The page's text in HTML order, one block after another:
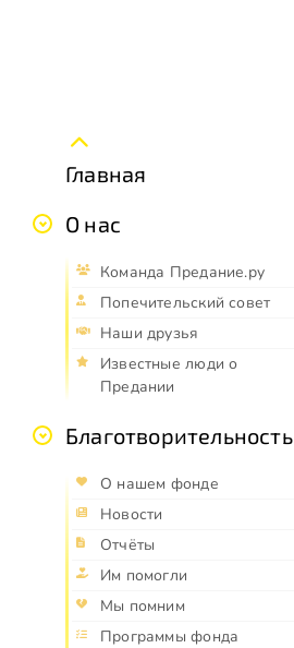
Главная
О нас
Команда Предание.ру
Попечительский совет
Наши друзья
Известные люди о
Предании
Благотворительность
О нашем фонде
Новости
Отчёты
Им помогли
Мы помним
Программы фонда